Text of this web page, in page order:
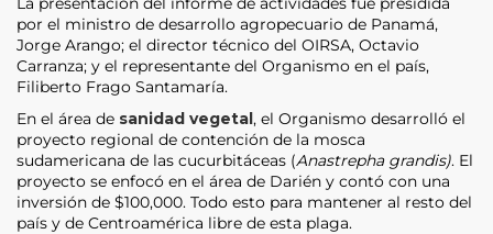
por el ministro de desarrollo agropecuario de Panamá,
Jorge Arango; el director técnico del OIRSA, Octavio
Carranza; y el representante del Organismo en el país,
Filiberto Frago Santamaría.
En el área de sanidad vegetal, el Organismo desarrolló el
proyecto regional de contención de la mosca
sudamericana de las cucurbitáceas (Anastrepha grandis). El
proyecto se enfocó en el área de Darién y contó con una
inversión de $100,000. Todo esto para mantener al resto del
país y de Centroamérica libre de esta plaga.